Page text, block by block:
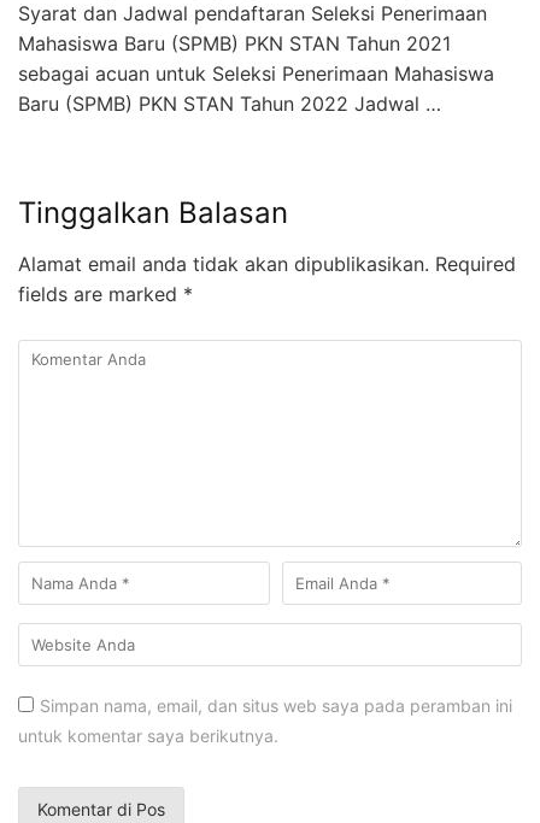
Syarat dan Jadwal pendaftaran Seleksi Penerimaan
Mahasiswa Baru (SPMB) PKN STAN Tahun 2021
sebagai acuan untuk Seleksi Penerimaan Mahasiswa
Baru (SPMB) PKN STAN Tahun 2022 Jadwal …
Tinggalkan Balasan
Alamat email anda tidak akan dipublikasikan. Required
fields are marked *
Simpan nama, email, dan situs web saya pada peramban ini
untuk komentar saya berikutnya.